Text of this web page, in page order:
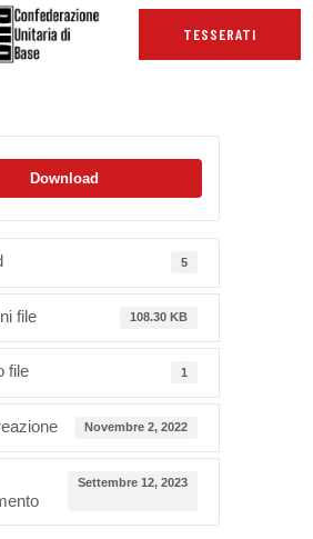
TESSERATI
Download
5
file 108.30 KB
file 1
Novembre 2, 2022
Settembre 12, 2023